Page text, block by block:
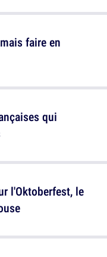
faire en
l'Oktoberfest, le
qui